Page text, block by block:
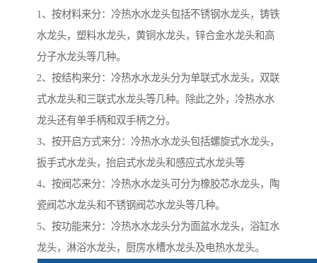
1、按材料来分：冷热水水龙头包括不锈钢水龙头，铸铁
水龙头，塑料水龙头，黄铜水龙头，锌合金水龙头和高
分子水龙头等几种。
2、按结构来分：冷热水水龙头分为单联式水龙头，双联
式水龙头和三联式水龙头等几种。除此之外，冷热水水
龙头还有单手柄和双手柄之分。
3、按开启方式来分：冷热水水龙头包括螺旋式水龙头，
扳手式水龙头，抬启式水龙头和感应式水龙头等
4、按阀芯来分：冷热水水龙头可分为橡胶芯水龙头，陶
瓷阀芯水龙头和不锈钢阀芯水龙头等几种。
5、按功能来分：冷热水水龙头分为面盆水龙头，浴缸水
龙头，淋浴水龙头，厨房水槽水龙头及电热水龙头。